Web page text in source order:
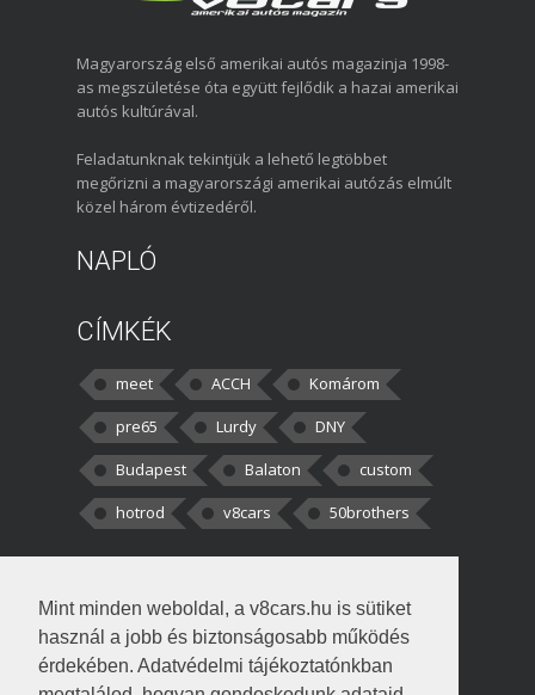
Mint minden weboldal, a v8cars.hu is sütiket
használ a jobb és biztonságosabb működés
érdekében. Adatvédelmi tájékoztatónkban
Magyarország első amerikai autós magazinja 1998-
as megszületése óta együtt fejlődik a hazai amerikai
autós kultúrával.
Feladatunknak tekintjük a lehető legtöbbet
megőrizni a magyarországi amerikai autózás elmúlt
közel három évtizedéről.
NAPLÓ
CÍMKÉK
meet ACCH
Komárom
pre65
Lurdy
DNY
Budapest
Balaton
custom
hotrod
v8cars 50brothers
kortisz:Elszúrtam! Én csak két
darabbaal számoltam. Nem tudtam, hogy fél autót,